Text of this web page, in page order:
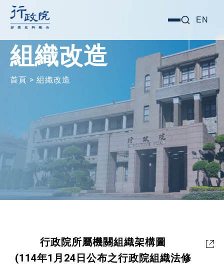
主
選
EN
組織改造
首頁 > 組織改造
行政院所屬機關組織架構圖
(114年1月24日公布之行政院組織法修